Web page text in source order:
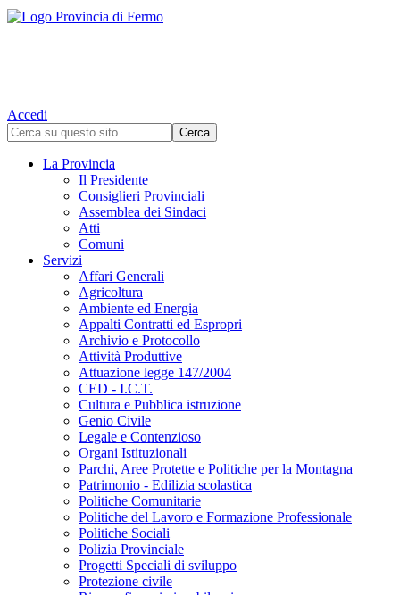
Accedi
La Provincia
Il Presidente
Consiglieri Provinciali
Assemblea dei Sindaci
Atti
Comuni
Servizi
Affari Generali
Agricoltura
Ambiente ed Energia
Appalti Contratti ed Espropri
Archivio e Protocollo
Attività Produttive
Attuazione legge 147/2004
CED - I.C.T.
Cultura e Pubblica istruzione
Genio Civile
Legale e Contenzioso
Organi Istituzionali
Parchi, Aree Protette e Politiche per la Montagna
Patrimonio - Edilizia scolastica
Politiche Comunitarie
Politiche del Lavoro e Formazione Professionale
Politiche Sociali
Polizia Provinciale
Progetti Speciali di sviluppo
Protezione civile